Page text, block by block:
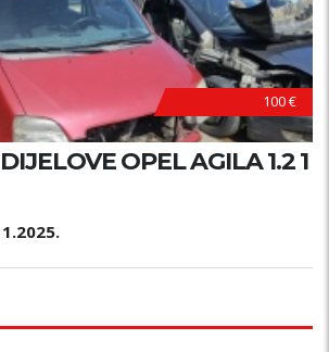
100 €
OPEL AGILA 1.2 1